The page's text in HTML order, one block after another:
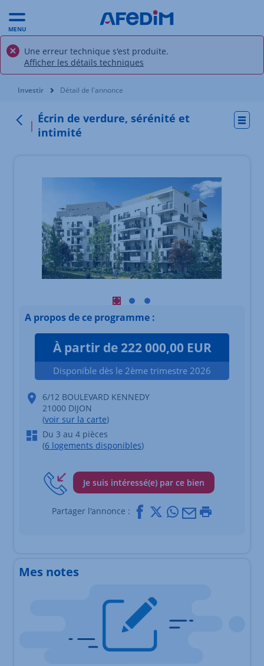
MENU
Une erreur technique s'est produite.
Afficher les détails techniques
Vous êtes ici:
Investir Détail de l'annonce
Retour
Écrin de verdure, sérénité et
intimité
Visuel principal mobile Afficher
Visuel principal mobile Afficher
Visuel principal mobile
A propos de ce programme :
À partir de 222 000,00 EUR
Disponible dès le 2ème trimestre 2026
6/12 BOULEVARD KENNEDY
21000 DIJON
(voir sur la carte)
Du 3 au 4 pièces
(6 logements disponibles)
Je suis intéressé(e) par ce bien
Partager l'annonce : Facebook
X Whatsapp
Mail
Mes notes